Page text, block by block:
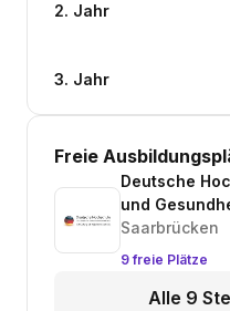
2. Jahr
3. Jahr
Freie
Deutsche
und
Saarbrücken
9 freie Plätze
Alle 9